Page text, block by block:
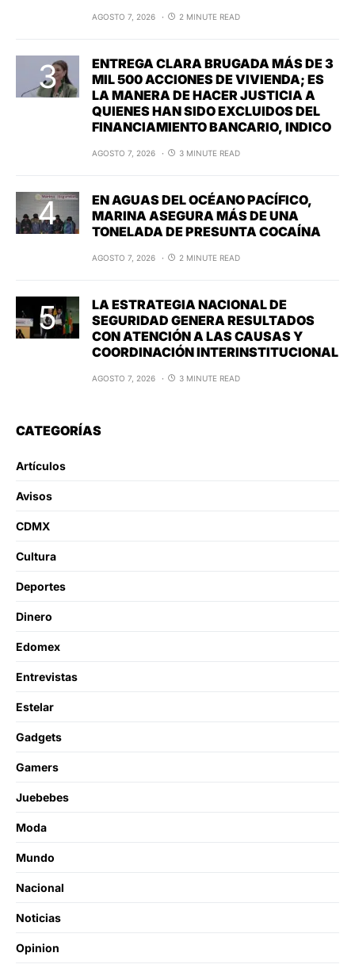
AGOSTO 7, 2026 2 MINUTE READ
ENTREGA CLARA BRUGADA MÁS DE 3
MIL 500 ACCIONES DE VIVIENDA; ES
LA MANERA DE HACER JUSTICIA A
QUIENES HAN SIDO EXCLUIDOS DEL
FINANCIAMIENTO BANCARIO, INDICO
AGOSTO 7, 2026 3 MINUTE READ
EN AGUAS DEL OCÉANO PACÍFICO,
MARINA ASEGURA MÁS DE UNA
TONELADA DE PRESUNTA COCAÍNA
AGOSTO 7, 2026 2 MINUTE READ
LA ESTRATEGIA NACIONAL DE
SEGURIDAD GENERA RESULTADOS
CON ATENCIÓN A LAS CAUSAS Y
COORDINACIÓN INTERINSTITUCIONAL
AGOSTO 7, 2026 3 MINUTE READ
CATEGORÍAS
Artículos
Avisos
CDMX
Cultura
Deportes
Dinero
Edomex
Entrevistas
Estelar
Gadgets
Gamers
Juebebes
Moda
Mundo
Nacional
Noticias
Opinion